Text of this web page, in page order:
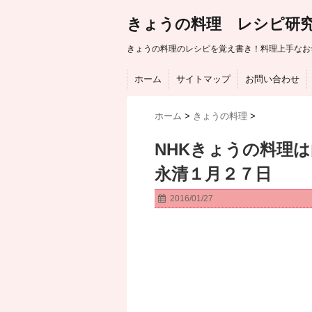
きょうの料理 レシピ
きょうの料理のレシピを覚え書き！料理上手な
ホーム サイトマップ お問い合わせ
ホーム > きょうの料理 >
NHKきょうの料理
永清１月２７日
2016/01/27